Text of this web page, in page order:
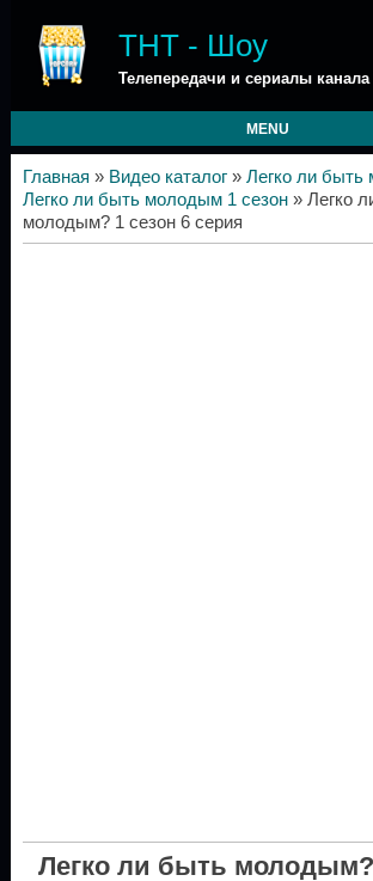
ТНТ - Шоу
Телепередачи и сериалы
MENU
Главная » Видео каталог» Легко ли
Легко ли быть молодым 1 сезон» Легко
молодым? 1 сезон 6 серия
Легко ли быть молодым?